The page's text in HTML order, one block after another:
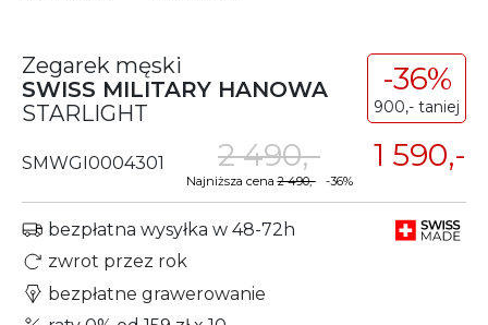
Zegarek męski
SWISS MILITARY HANOWA
STARLIGHT
-36%
900,- taniej
SMWGI0004301 1 590,-
2 490,-
Najniższa cena2 490,--36%
bezpłatna wysyłka w 48-72h
zwrot przez rok
bezpłatne grawerowanie